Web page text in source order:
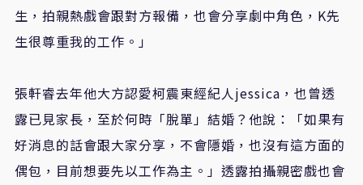
生，拍親熱戲會跟對方報備，也會分享劇中角色， K先
生很尊重我的工作。」
張軒睿去年他大方認愛柯震東經紀人jessica ，也曾透
露已見家長，至於何時「脫單」結婚？他說：「如果有
好消息的話會跟大家分享，不會隱婚，也沒有這方面的
偶包，目前想要先以工作為主。」透露拍攝親密戲也會